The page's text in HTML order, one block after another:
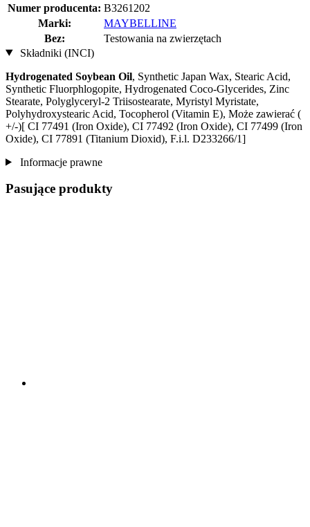
Numer producenta: B3261202
Marki:
MAYBELLINE
Bez:
Testowania na zwierzętach
Składniki (INCI)
Hydrogenated Soybean Oil, Synthetic Japan Wax, Stearic Acid,
Synthetic Fluorphlogopite, Hydrogenated Coco-Glycerides, Zinc
Stearate, Polyglyceryl-2 Triisostearate, Myristyl Myristate,
Polyhydroxystearic Acid, Tocopherol (Vitamin E), Może zawierać (
+/-)[ CI 77491 (Iron Oxide), CI 77492 (Iron Oxide), CI 77499 (Iron
Oxide), CI 77891 (Titanium Dioxid), F.i.l. D233266/1]
Informacje prawne
Pasujące produkty